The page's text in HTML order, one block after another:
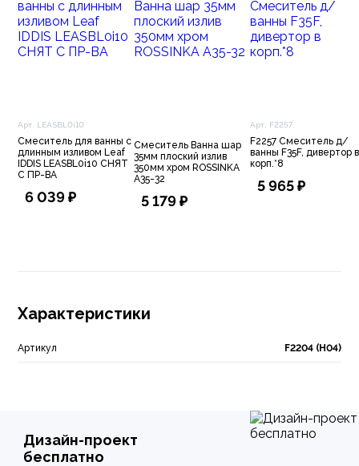
Арт. LEASBL0i10
Смеситель для ванны с
длинным изливом Leaf
IDDIS LEASBL0i10 СНЯТ
С ПР-ВА
6 039 ₽
Смеситель Ванна шар
35мм плоский излив
350мм хром ROSSINKA
A35-32
5 179 ₽
Арт. F2257
F2257 Смеситель д/
ванны F35F, дивертор в
корп.*8
5 965 ₽
Характеристики
Артикул F2204 (Н04)
Дизайн-проект
бесплатно